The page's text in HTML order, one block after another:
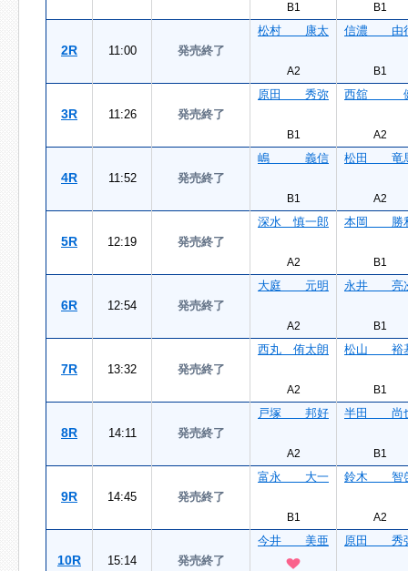
B1 B1
2R 11:00 発売終了
松村 康太
A2
信濃 由
B1
3R 11:26 発売終了
原田 秀弥
B1
西舘
A2
4R 11:52 発売終了
嶋 義信
B1
松田 竜
A2
5R 12:19 発売終了
深水 慎一郎
A2
本岡 勝
B1
6R 12:54 発売終了
大庭 元明
A2
永井 亮
B1
7R 13:32 発売終了
西丸 侑太朗
A2
松山 裕
B1
8R 14:11 発売終了
戸塚 邦好
A2
半田 尚
B1
9R 14:45 発売終了
富永 大一
B1
鈴木 智
A2
10R 15:14 発売終了
今井 美亜 原田 秀